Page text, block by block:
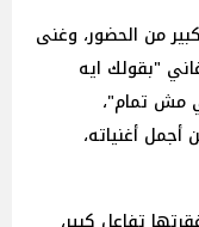
من الحضور، وغنى
"بقولك ايه
مش تمام"،
أغنياته،